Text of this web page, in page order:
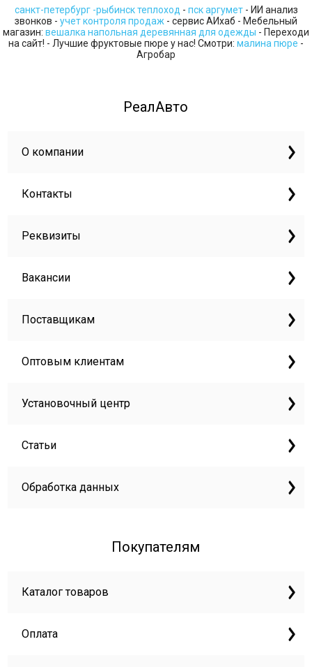
санкт-петербург -рыбинск теплоход - пск аргумет- ИИ анализ
звонков - учет контроля продаж - сервис АИхаб - Мебельный
магазин: вешалка напольная деревянная для одежды - Переходи
на сайт! - Лучшие фруктовые пюре у нас! Смотри: малина пюре -
Агробар
РеалАвто
О компании
Контакты
Реквизиты
Вакансии
Поставщикам
Оптовым клиентам
Установочный центр
Статьи
Обработка данных
Покупателям
Каталог товаров
Оплата